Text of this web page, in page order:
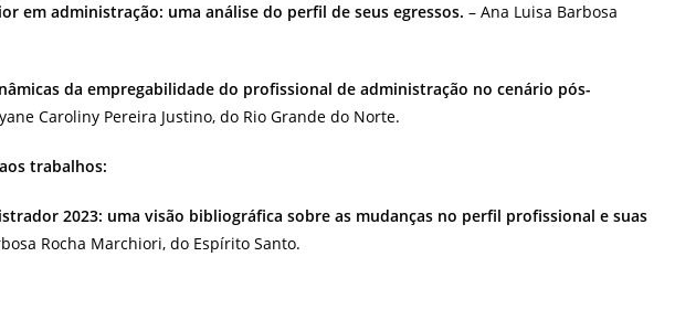
em administração: uma análise do perfil de seus egressos. – Ana Luisa Barbosa
da empregabilidade do profissional de administração no cenário pós-
Caroliny Pereira Justino, do Rio Grande do Norte.
trabalhos:
2023: uma visão bibliográfica sobre as mudanças no perfil profissional e suas
Rocha Marchiori, do Espírito Santo.